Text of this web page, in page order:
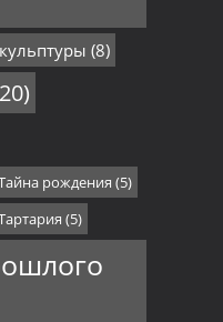
(8)
рождения (5)
(5)